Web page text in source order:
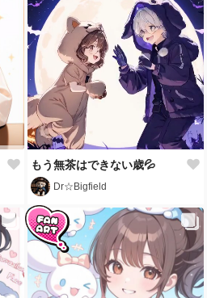
もう無茶はできない歳💦
Dr☆Bigfield